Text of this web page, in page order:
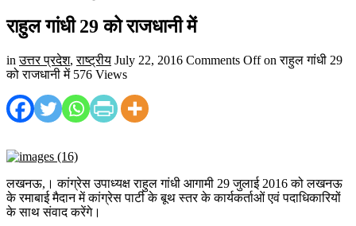
राहुल गांधी 29 को राजधानी में
inउत्तर प्रदेश,राष्ट्रीय July 22, 2016 Comments Offon राहुल गांधी 29
को राजधानी में 576 Views
लखनऊ,। कांग्रेस उपाध्यक्ष राहुल गांधी आगामी 29 जुलाई 2016 को लखनऊ
के रमाबाई मैदान में कांग्रेस पार्टी के बूथ स्तर के कार्यकर्ताओं एवं पदाधिकारियों
के साथ संवाद करेंगे।